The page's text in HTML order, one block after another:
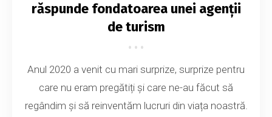
răspunde fondatoarea unei agenții
de turism
Anul 2020 a venit cu mari surprize, surprize pentru
care nu eram pregătiți și care ne-au făcut să
regândim și să reinventăm lucruri din viața noastră.